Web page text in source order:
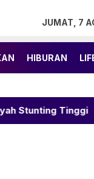
JUMAT, 7
HIBURAN